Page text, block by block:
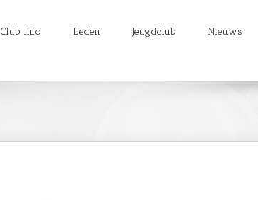
Club Info Leden Jeugdclub Nieuws